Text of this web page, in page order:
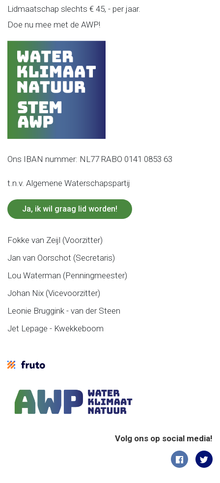
Lidmaatschap slechts € 45, - per jaar.
Doe nu mee met de AWP!
Ons IBAN nummer: NL77 RABO 0141 0853 63
t.n.v. Algemene Waterschapspartij
Ja, ik wil graag lid worden!
Fokke van Zeijl (Voorzitter)
Jan van Oorschot (Secretaris)
Lou Waterman (Penningmeester)
Johan Nix (Vicevoorzitter)
Leonie Bruggink - van der Steen
Jet Lepage - Kwekkeboom
Volg ons op social media!